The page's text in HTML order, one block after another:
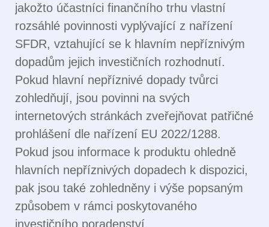
jakožto účastníci finančního trhu vlastní
rozsáhlé povinnosti vyplývající z nařízení
SFDR, vztahující se k hlavním nepříznivým
dopadům jejich investičních rozhodnutí.
Pokud hlavní nepříznivé dopady tvůrci
zohledňují, jsou povinni na svých
internetových stránkách zveřejňovat patřičné
prohlášení dle nařízení EU 2022/1288.
Pokud jsou informace k produktu ohledně
hlavních nepříznivých dopadech k dispozici,
pak jsou také zohledněny i výše popsaným
způsobem v rámci poskytovaného
investičního poradenství.